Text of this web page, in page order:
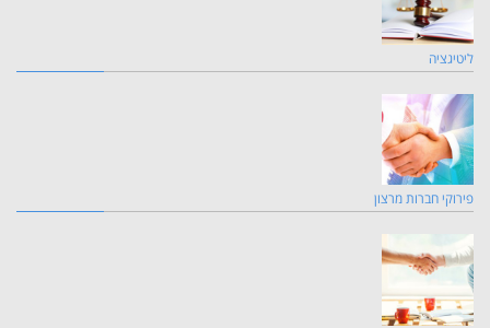
ליטיגציה
פירוקי חברות מרצון